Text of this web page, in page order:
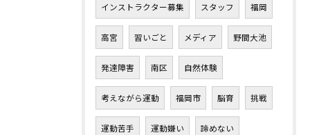
インストラクター募集 スタッフ 福岡
高宮 習いごと メディア 野間大池
発達障害 南区 自然体験
考えながら運動 福岡市 脳育 挑戦
運動苦手 運動嫌い 諦めない